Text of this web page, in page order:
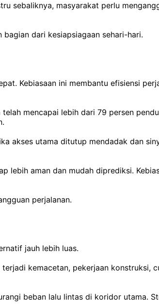
sebaliknya, masyarakat perlu
dari kesiapsiagaan sehari-hari.
Kebiasaan ini membantu efisiensi
mencapai lebih dari 79 persen
akses utama ditutup mendadak dan
lebih aman dan mudah diprediksi.
perjalanan.
jauh lebih luas.
kemacetan, pekerjaan konstruksi,
beban lalu lintas di koridor utama.